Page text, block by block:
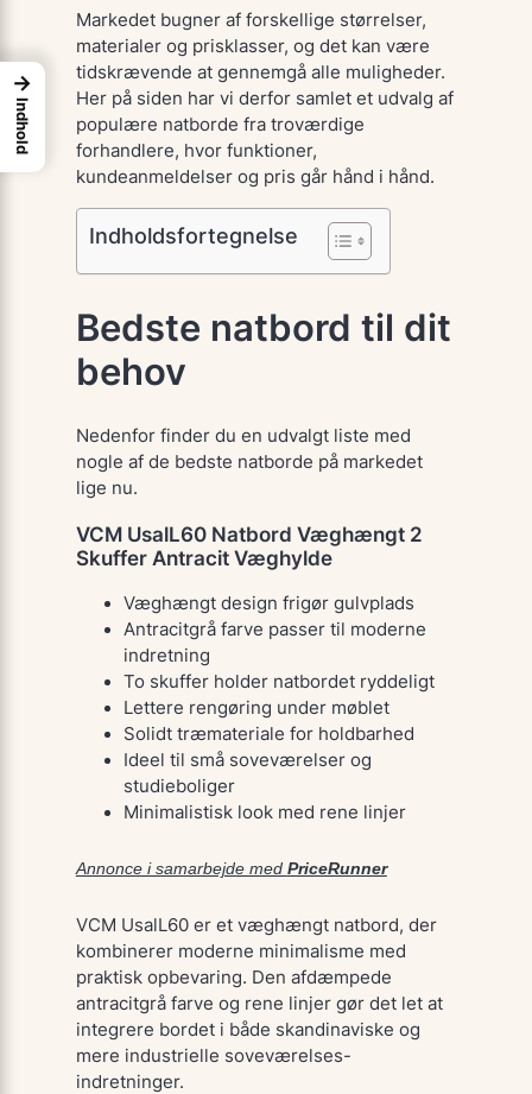
Markedet bugner af forskellige størrelser,
materialer og prisklasser, og det kan være
tidskrævende at gennemgå alle muligheder.
Her på siden har vi derfor samlet et udvalg af
populære natborde fra troværdige
forhandlere, hvor funktioner,
kundeanmeldelser og pris går hånd i hånd.
Indholdsfortegnelse
Bedste natbord til dit
behov
Nedenfor finder du en udvalgt liste med
nogle af de bedste natborde på markedet
lige nu.
VCM UsalL60 Natbord Væghængt 2
Skuffer Antracit Væghylde
Væghængt design frigør gulvplads
Antracitgrå farve passer til moderne
indretning
To skuffer holder natbordet ryddeligt
Lettere rengøring under møblet
Solidt træmateriale for holdbarhed
Ideel til små soveværelser og
studieboliger
Minimalistisk look med rene linjer
Annonce i samarbejde med PriceRunner
VCM UsalL60 er et væghængt natbord, der
kombinerer moderne minimalisme med
praktisk opbevaring. Den afdæmpede
antracitgrå farve og rene linjer gør det let at
integrere bordet i både skandinaviske og
mere industrielle soveværelses-
indretninger.
→
Indhold